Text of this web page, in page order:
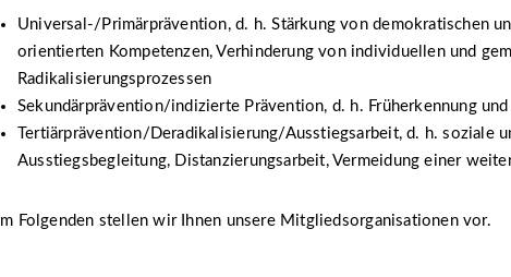
Universal-/Primärprävention, d. h. Stärkung von demokratischen
orientierten Kompetenzen, Verhinderung von individuellen und
Radikalisierungsprozessen
Sekundärprävention/indizierte Prävention, d. h. Früherkennung
Tertiärprävention/Deradikalisierung/Ausstiegsarbeit, d. h. soziale
Ausstiegsbegleitung, Distanzierungsarbeit, Vermeidung einer
Im Folgenden stellen wir Ihnen unsere Mitgliedsorganisationen vor.